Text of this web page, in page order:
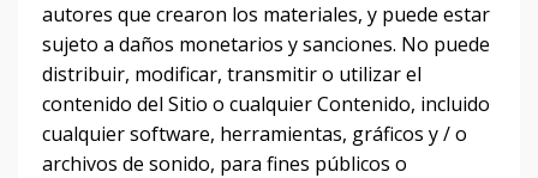
autores que crearon los materiales, y puede estar
sujeto a daños monetarios y sanciones. No puede
distribuir, modificar, transmitir o utilizar el
contenido del Sitio o cualquier Contenido, incluido
cualquier software, herramientas, gráficos y / o
archivos de sonido, para fines públicos o